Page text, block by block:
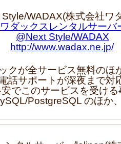
WADAX(株式会社ワ
ワダックスレンタルサーバ
@Next Style/WADAX
http://www.wadax.ne.jp/
クが全サービス無料のほ
話サポートが深夜まで対
安でこのサービスを受け
PostgreSQL のほか